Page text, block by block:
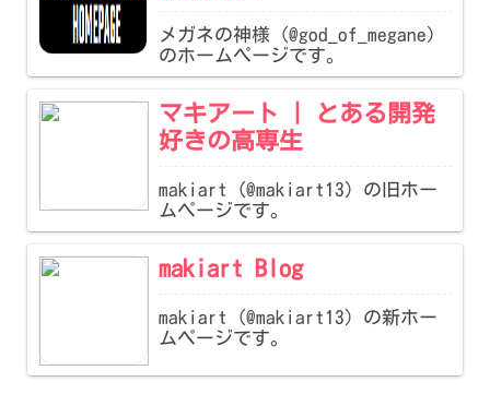
メガネの神様（@god_of_megane）
のホームページです。
マキアート | とある開発
好きの高専生
makiart（@makiart13）の旧ホー
ムページです。
makiart Blog
makiart（@makiart13）の新ホー
ムページです。